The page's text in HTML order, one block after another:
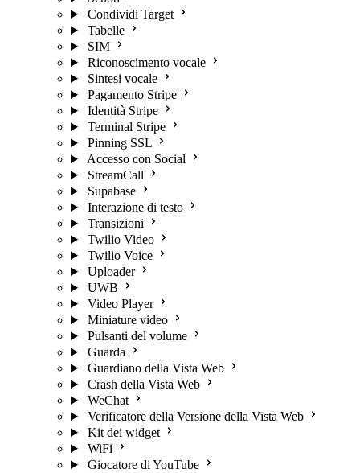
Condividi Target
Tabelle
SIM
Riconoscimento vocale
Sintesi vocale
Pagamento Stripe
Identità Stripe
Terminal Stripe
Pinning SSL
Accesso con Social
StreamCall
Supabase
Interazione di testo
Transizioni
Twilio Video
Twilio Voice
Uploader
UWB
Video Player
Miniature video
Pulsanti del volume
Guarda
Guardiano della Vista Web
Crash della Vista Web
WeChat
Verificatore della Versione della Vista Web
Kit dei widget
WiFi
Giocatore di YouTube